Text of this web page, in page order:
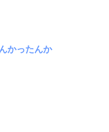
かったんか